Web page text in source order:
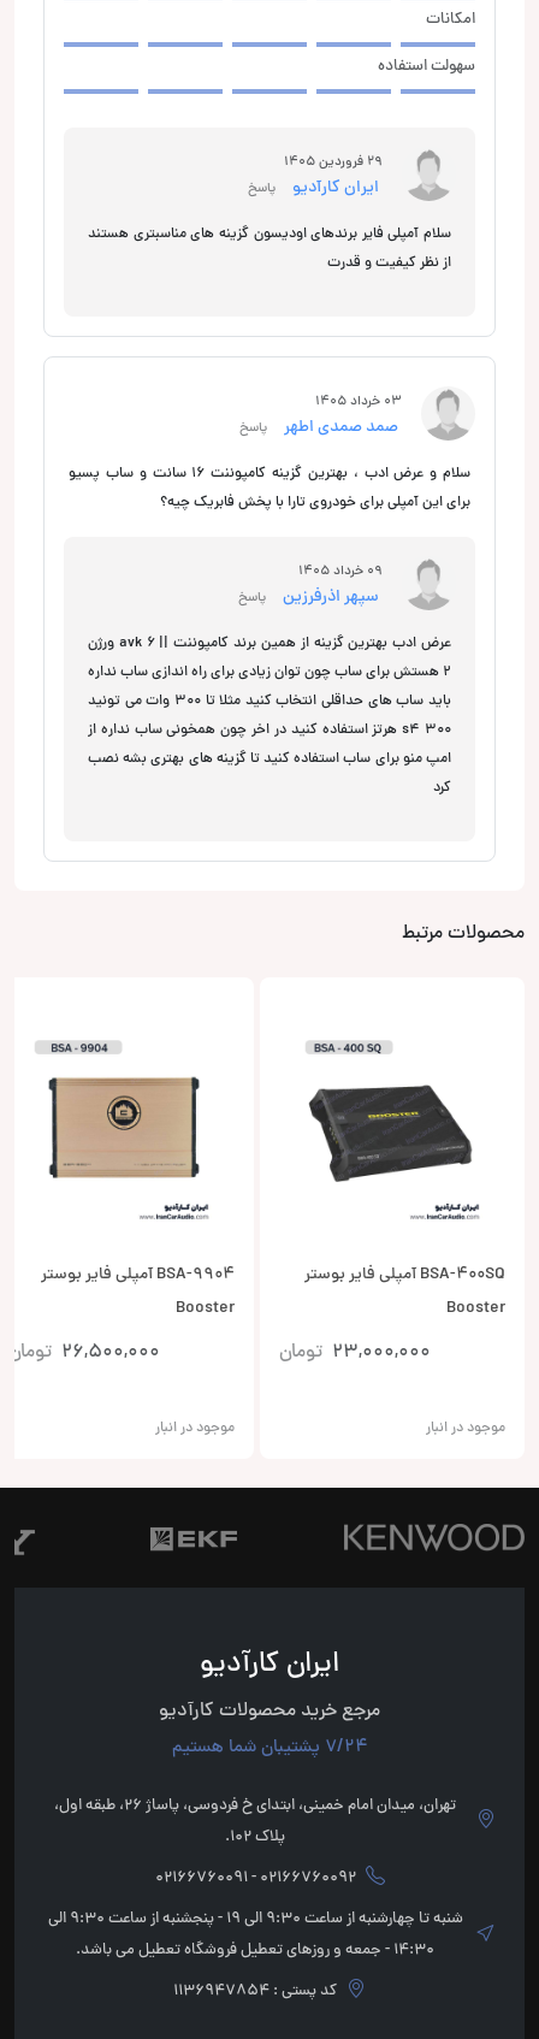
امکانات
سهولت استفاده
29 فروردین 1405
ایران کارآدیو پاسخ
سلام آمپلی فایر برندهای اودیسون گزینه های مناسبتری هستند
از نظر کیفیت و قدرت
03 خرداد 1405
صمد صمدی اطهر پاسخ
سلام و عرض ادب ، بهترین گزینه کامپوننت 16 سانت و ساب پسیو
برای این آمپلی برای خودروی تارا با پخش فابریک چیه؟
09 خرداد 1405
سپهر اذرفرزین پاسخ
عرض ادب بهترین گزینه از همین برند کامپوننت || avk 6 ورژن
2 هستش برای ساب چون توان زیادی برای راه اندازی ساب نداره
باید ساب های حداقلی انتخاب کنید مثلا تا 300 وات می تونید
300 s4 هرتز استفاده کنید در اخر چون همخونی ساب نداره از
امپ منو برای ساب استفاده کنید تا گزینه های بهتری بشه نصب
کرد
محصولات مرتبط
BSA-400SQ آمپلی فایر بوستر
Booster
23,000,000 تومان
موجود در انبار
BSA-9904 آمپلی فایر بوستر
Booster
26,500,000 تومان
موجود در انبار
ایران کارآدیو
مرجع خرید محصولات کارآدیو
7/24 پشتیبان شما هستیم
تهران، میدان امام خمینی، ابتدای خ فردوسی، پاساژ 26، طبقه اول،
پلاک 102.
02166760092 - 02166760091
شنبه تا چهارشنبه از ساعت 9:30 الی 19 - پنجشنبه از ساعت 9:30 الی
14:30 - جمعه و روزهای تعطیل فروشگاه تعطیل می باشد.
کد پستی : 1136947854